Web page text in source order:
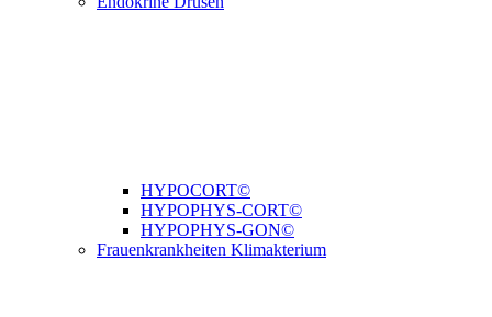
HYPOCORT©
HYPOPHYS-CORT©
HYPOPHYS-GON©
Frauenkrankheiten Klimakterium